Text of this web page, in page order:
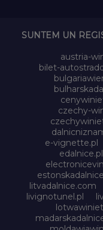
SUNTEM UN
austria-
bilet-
czechy-
e-vignette.pl
edalnice.pl
litvadalnice.com
livignotunel.pl